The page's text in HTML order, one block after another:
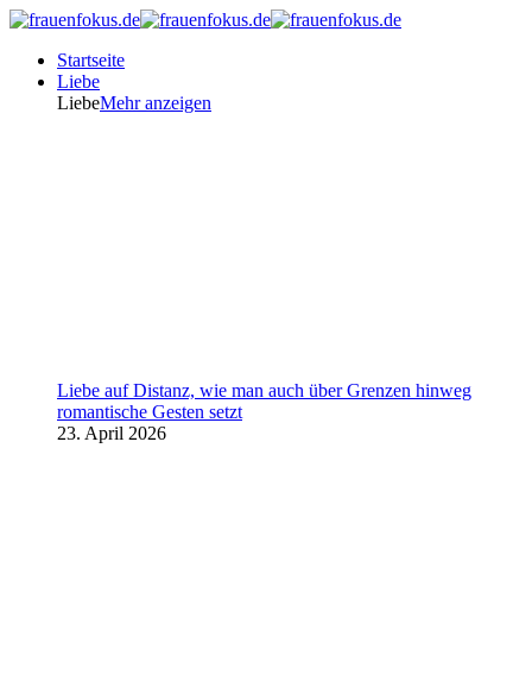
Startseite
Liebe
LiebeMehr anzeigen
Liebe auf Distanz, wie man auch über Grenzen hinweg
romantische Gesten setzt
23. April 2026